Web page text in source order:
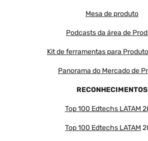
Mesa de produto
Podcasts da área de
Kit de ferramentas para
Panorama do Mercado de
RECONHECIMENTOS
Top 100 Edtechs LATAM
Top 100 Edtechs LATAM